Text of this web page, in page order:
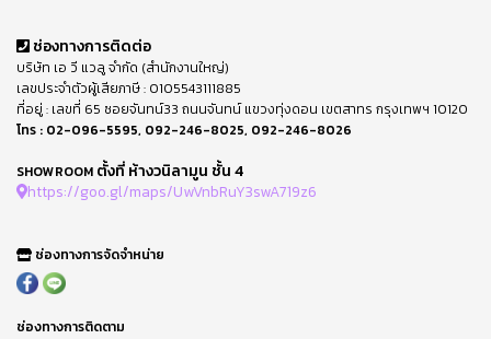
ช่องทางการติดต่อ
บริษัท เอ วี แวลู จำกัด (สำนักงานใหญ่)
เลขประจำตัวผู้เสียภาษี : 0105543111885
ที่อยู่ : เลขที่ 65 ซอยจันทน์33 ถนนจันทน์ แขวงทุ่งดอน เขตสาทร กรุงเทพฯ 10120
โทร : 02-096-5595, 092-246-8025, 092-246-8026
SHOWROOM ตั้งที่ ห้างวนิลามูน ชั้น 4
https://goo.gl/maps/UwVnbRuY3swA719z6
ช่องทางการจัดจำหน่าย
ช่องทางการติดตาม